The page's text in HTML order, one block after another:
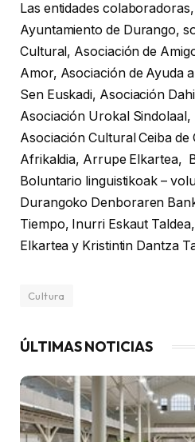
Las entidades
Ayuntamiento de Durango,
Cultural, Asociación de
Amor, Asociación de Ayuda
Sen Euskadi, Asociación
Asociación Urokal
Asociación Cultural Ceiba de
Afrikaldia, Arrupe Elkartea,
Boluntario linguistikoak –
Durangoko Denboraren
Tiempo, Inurri Eskaut
Elkartea y Kristintin Dantza
Cultura
ÚLTIMAS NOTICIAS